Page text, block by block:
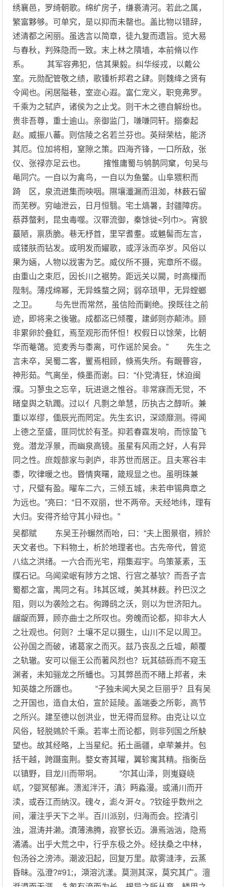
绣襄邑，罗绮朝歌。绵纩房子，缣裛清河。若此之属，
繁富夥够。可单究，是以抑而未罄也。盖比物以错辞，
述清都之闲丽。虽选言以简章，徒九复而遗旨。览大易
与春秋，判殊隐而一致。末上林之隤墙，本前脩以作
系。 其军容弗犯，信其果毅。纠华绥戎，以戴公
室。元勋配管敬之绩，歌锺析邦君之肆。则魏绛之贤有
令闻也。闲居隘巷，室迩心遐。富仁宠义，职竞弗罗。
千乘为之轼庐，诸侯为之止戈。则干木之德自解纷也。
贵非吾尊，重士逾山。亲御监门，嗛嗛同轩。搦秦起
赵。威振八蕃。则信陵之名若兰芬也。英辩荣枯，能济
其厄。位加将相，窒隙之策。四海齐锋，一口所敌，张
仪、张禄亦足云也。 搉惟庸蜀与鸲鹊同窠，句吴与
黾同穴。一自以为禽鸟，一自以为鱼鳖。山阜猥积而
踦 区，泉流迸集而咉咽。隰壤瀸漏而沮洳，林薮石留
而芜秽。穷岫泄云，日月恒翳。宅土熇暑，封疆障疠。
蔡莽螫剌，昆虫毒噬。汉罪流御，秦馀徙<列巾>。宵貌
蕞陋，禀质脆。巷无杼首，里罕耆耋。或魋髻而左言，
或镂肤而钻发。或明发而嬥歌，或浮泳而卒岁。风俗以
果为婳，人物以戕害为艺。威仪所不摄，宪章所不缀。
由重山之束厄，因长川之裾势。距远关以闚，时高樔而
陛制。薄戍绵幂，无异蛛蝥之网；弱卒琐甲，无异螳螂
之卫。 与先世而常然，虽信险而剿绝。揆既往之前
迹，即将来之後辙。成都迄已倾覆，建邺则亦颠沛。顾
非累卵於叠釭，焉至观形而怀怛！权假日以馀荣，比朝
华而菴蔼。览麦秀与黍离，可作谣於吴会。” 先生之
言未卒，吴蜀二客，矍焉相顾，倏焉失所。有靦瞢容，
神形茹。气离坐，倏墨而谢。曰：“仆党清狂，怵迫闽
濮。习蓼虫之忘辛，玩进退之惟谷。非常寐而无觉，不
睹皇舆之轨躅。过以亻凡剽之单慧，历执古之醇听。兼
重以崒缪，偭辰光而罔定。先生玄识，深颂靡测。得闻
上德之至盛，匪同忧於有圣。抑若春霆发响，而惊蛰飞
竞。潜龙浮景，而幽泉高镜。虽星有风雨之好，人有异
同之性。庶觌蔀家与剥庐，非苏世而居正。且夫寒谷丰
黍，吹律暖之也。昬情爽曙，箴规显之也。虽明珠兼
寸，尺璧有盈。曜车二六，三倾五城，未若申锡典章之
为远也。”亮曰：“日不双丽，世不两帝。天经地纬，理有
大归。安得齐给守其小辩也。”
吴都赋 东吴王孙冁然而咍，曰：“夫上图景宿，辨於
天文者也。下料物土，析於地理者也。古先帝代，曾览
八纮之洪绪。一六合而光宅，翔集遐宇。鸟策篆素，玉
牒石记。乌闻梁岷有陟方之馆、行宫之基欤？而吾子言
蜀都之富，禺同之有。玮其区域，美其林薮。矜巴汉之
阻，则以为袭险之右。徇蹲鸱之沃，则以为世济阳九。
龌龊而算，顾亦曲士之所叹也。旁魄而论都，抑非大人
之壮观也。何则？土壤不足以摄生，山川不足以周卫。
公孙国之而破，诸葛家之而灭。兹乃丧乱之丘墟，颠覆
之轨辙。安可以俪王公而著风烈也？玩其碛砾而不窥玉
渊者，未知骊龙之所蟠也。习其弊邑而不睹上邦者，未
知英雄之所躔也。 “子独未闻大吴之巨丽乎？且有吴
之开国也，造自太伯，宣於延陵。盖端委之所彰，高节
之所兴。建至德以创洪业，世无得而显称。由克让以立
风俗，轻脱鵕於千乘。若率土而论都，则非列国之所觖
望也。故其经略，上当星纪。拓土画疆，卓荦兼并。包
括干越，跨蹑蛮荆。婺女寄其曜，翼轸寓其精。指衡岳
以镇野，目龙川而带坰。 “尔其山泽，则嵬嶷峣
屼，?婴冥郁岪。溃渱泮汗，滇氵眄淼漫。或涌川而开
渎，或吞江而纳汉。磈々，滮々涆々。?钦碒乎数州之
间，灌注乎天下之半。百川派别，归海而会。控清引
浊，混涛并濑。濆薄沸腾，寂寥长迈。濞焉汹汹，隐焉
潏潏。出乎大荒之中，行乎东极之外。经扶桑之中林，
包汤谷之滂沛。潮波汨起，回复万里。歊雾漨浡，云蒸
昏昧。泓澄?#91;，澒溶沆漾。莫测其深，莫究其广。澶